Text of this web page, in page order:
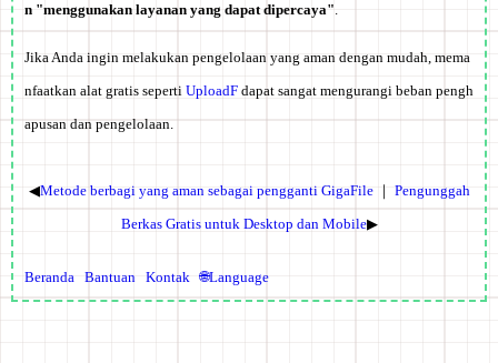
n "menggunakan layanan yang dapat dipercaya".
Jika Anda ingin melakukan pengelolaan yang aman dengan mudah, mema
nfaatkan alat gratis seperti UploadF dapat sangat mengurangi beban pengh
apusan dan pengelolaan.
◀Metode berbagi yang aman sebagai pengganti GigaFile｜ Pengunggah
Berkas Gratis untuk Desktop dan Mobile▶
Beranda Bantuan Kontak 🌐Language